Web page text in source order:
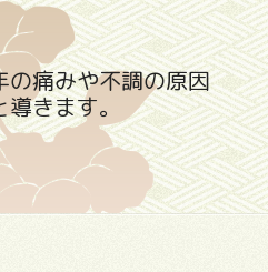
痛みや不調の原因
きます。